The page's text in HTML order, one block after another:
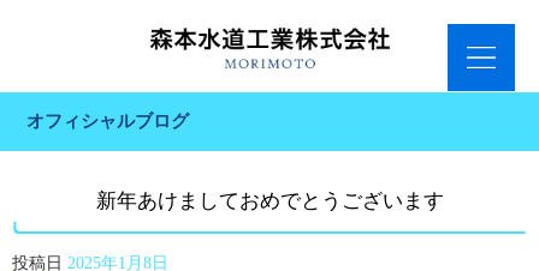
オフィシャルブログ
新年あけましておめでとうございます
投稿日 2025年1月8日